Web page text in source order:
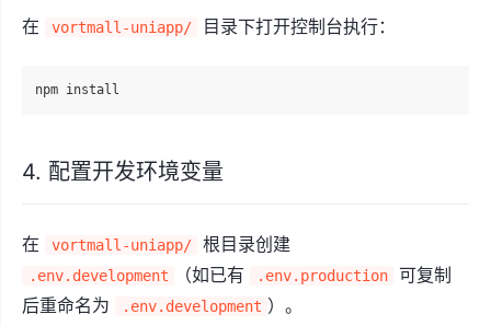
在 vortmall-uniapp/ 目录下打开控制台执行：
4. 配置开发环境变量
在 vortmall-uniapp/ 根目录创建
.env.development （如已有 .env.production
可复制
后重命名为
.env.development ）。